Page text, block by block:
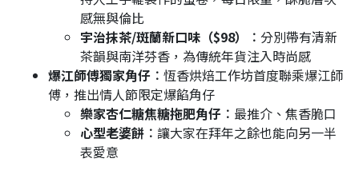
感無與倫比
宇治抹茶/斑蘭新口味（$98）︰ 分別帶有清新
茶韻與南洋芬香，為傳統年貨注入時尚感
爆江師傅獨家角仔︰ 恆香烘焙工作坊首度聯乘爆江師
傅，推出情人節限定爆餡角仔
樂家杏仁糖焦糖拖肥角仔︰ 最推介、焦香脆口
心型老婆餅︰ 讓大家在拜年之餘也能向另一半
表愛意